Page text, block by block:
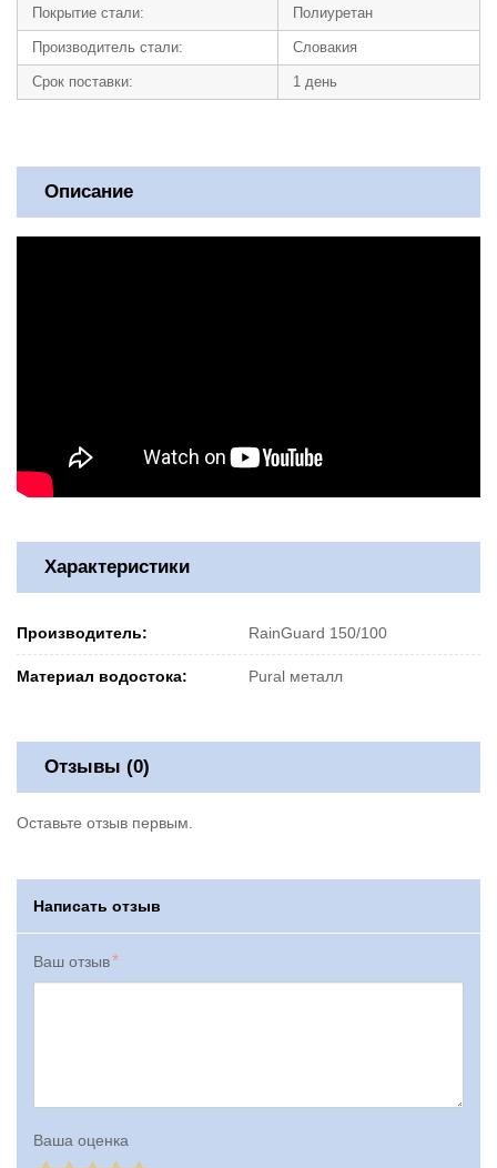
Покрытие стали: Полиуретан
Производитель стали: Словакия
Срок поставки: 1 день
Описание
Характеристики
Производитель: RainGuard 150/100
Материал водостока: Pural металл
Отзывы (0)
Оставьте отзыв первым.
Написать отзыв
Ваш отзыв
Ваша оценка